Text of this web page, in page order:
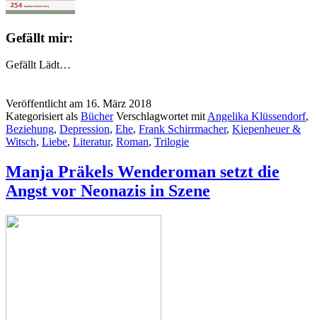
Gefällt mir:
Gefällt Lädt…
Veröffentlicht am 16. März 2018
Kategorisiert als Bücher Verschlagwortet mit Angelika Klüssendorf,
Beziehung, Depression, Ehe, Frank Schirrmacher, Kiepenheuer &
Witsch, Liebe, Literatur, Roman, Trilogie
Manja Präkels Wenderoman setzt die
Angst vor Neonazis in Szene